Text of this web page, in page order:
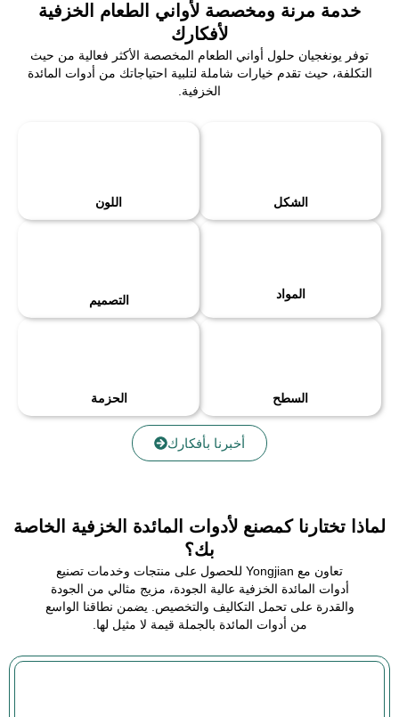
خدمة مرنة ومخصصة لأواني الطعام الخزفية
لأفكارك
توفر يونغجيان حلول أواني الطعام المخصصة الأكثر فعالية من حيث
التكلفة، حيث تقدم خيارات شاملة لتلبية احتياجاتك من أدوات المائدة
الخزفية.
الشكل اللون
المواد التصميم
السطح الحزمة
أخبرنا بأفكارك
لماذا تختارنا كمصنع لأدوات المائدة الخزفية الخاصة
بك؟
تعاون مع Yongjian للحصول على منتجات وخدمات تصنيع
أدوات المائدة الخزفية عالية الجودة، مزيج مثالي من الجودة
والقدرة على تحمل التكاليف والتخصيص. يضمن نطاقنا الواسع
من أدوات المائدة بالجملة قيمة لا مثيل لها.